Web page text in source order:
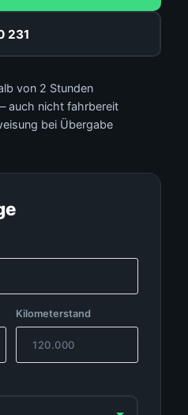
231
von 2 Stunden
auch nicht fahrbereit
bei Übergabe
Kilometerstand